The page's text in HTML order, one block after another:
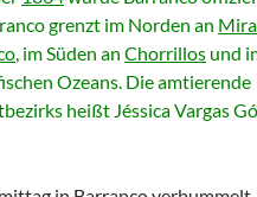
grenzt im Norden an
, im Süden an Chorrillos und
Ozeans. Die amtierende
heißt Jéssica Vargas